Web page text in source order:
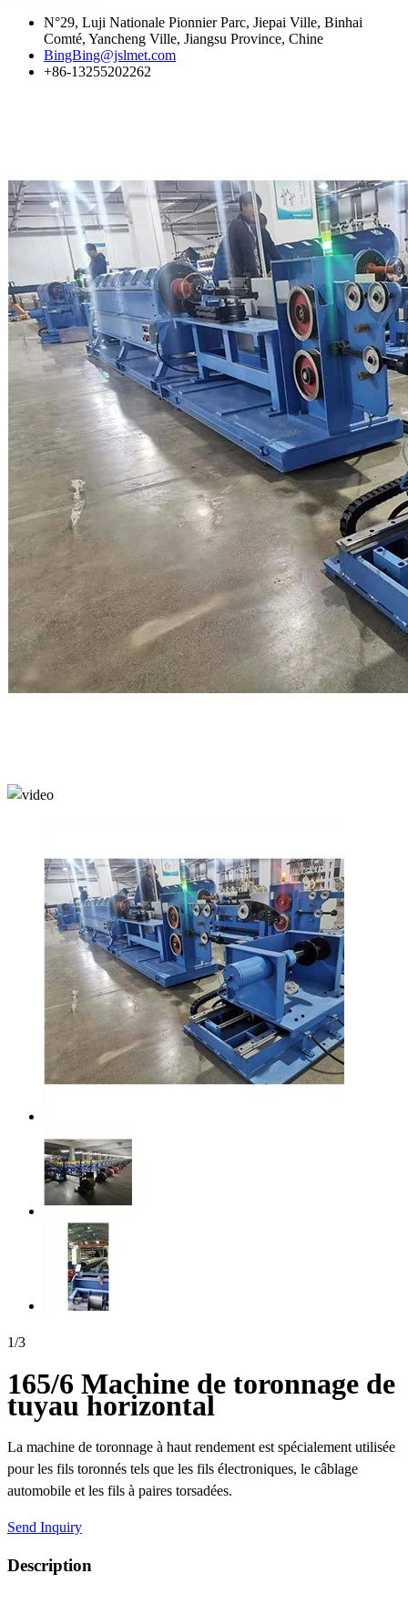
N°29, Luji Nationale Pionnier Parc, Jiepai Ville, Binhai
Comté, Yancheng Ville, Jiangsu Province, Chine
BingBing@jslmet.com
+86-13255202262
1/3
165/6 Machine de toronnage de
tuyau horizontal
La machine de toronnage à haut rendement est spécialement utilisée
pour les fils toronnés tels que les fils électroniques, le câblage
automobile et les fils à paires torsadées.
Send Inquiry
Description